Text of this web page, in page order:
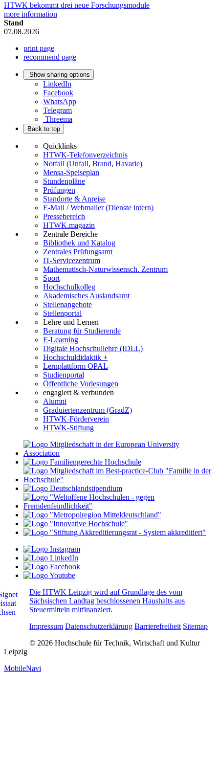
HTWK bekommt drei neue Forschungsmodule
more information
Stand
07.08.2026
print page
recommend page
Show sharing options
LinkedIn
Facebook
WhatsApp
Telegram
Threema
Back to top
Quicklinks
HTWK-Telefonverzeichnis
Notfall (Unfall, Brand, Havarie)
Mensa-Speiseplan
Stundenpläne
Prüfungen
Standorte & Anreise
E-Mail / Webmailer (Dienste intern)
Pressebereich
HTWK.magazin
Zentrale Bereiche
Bibliothek und Katalog
Zentrales Prüfungsamt
IT-Servicezentrum
Mathematisch-Naturwissensch. Zentrum
Sport
Hochschulkolleg
Akademisches Auslandsamt
Stellenangebote
Stellenportal
Lehre und Lernen
Beratung für Studierende
E-Learning
Digitale Hochschullehre (IDLL)
Hochschuldidaktik +
Lernplattform OPAL
Studienportal
Öffentliche Vorlesungen
engagiert & verbunden
Alumni
Graduiertenzentrum (GradZ)
HTWK-Förderverein
HTWK-Stiftung
Die HTWK Leipzig wird auf Grundlage des vom
Sächsischen Landtag beschlossenen Haushalts aus
Steuermitteln mitfinanziert.
Impressum Datenschutzerklärung Barrierefreiheit Sitemap
© 2026 Hochschule für Technik, Wirtschaft und Kultur
Leipzig
MobileNavi